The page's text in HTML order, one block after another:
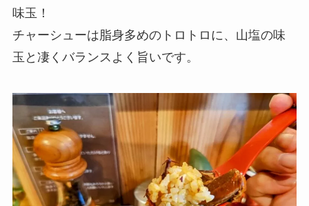
味玉！
チャーシューは脂身多めのトロトロに、山塩の味
玉と凄くバランスよく旨いです。